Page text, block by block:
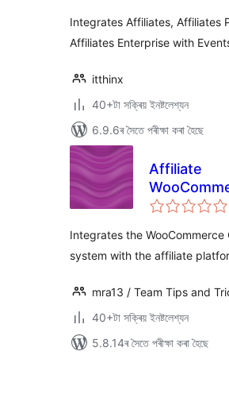
Integrates Affiliates, Affiliates
Affiliates Enterprise with
itthinx
40+টা সক্ৰিয় ইনষ্টলেশ্যন
6.9.6ৰ সৈতে পৰীক্ষা কৰা হৈছে
Affiliate
Coupons
Integrates the WooCommerce
system with the affiliate
mra13 / Team Tips and
40+টা সক্ৰিয় ইনষ্টলেশ্যন
5.8.14ৰ সৈতে পৰীক্ষা কৰা হৈছে